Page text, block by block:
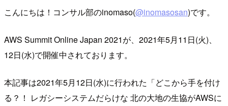
こんにちは！コンサル部のinomaso(@inomasosan)です。
AWS Summit Online Japan 2021が、2021年5月11日(火)、
12日(水)で開催中されております。
本記事は2021年5月12日(水)に行われた「どこから手を付け
る？！ レガシーシステムだらけな 北の大地の生協がAWSに